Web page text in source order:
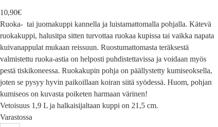
10,90€
Ruoka- tai juomakuppi kannella ja luistamattomalla pohjalla. Kätevä
ruokakuppi, halusitpa sitten turvottaa ruokaa kupissa tai vaikka napata
kuivanappulat mukaan reissuun. Ruostumattomasta teräksestä
valmistettu ruoka-astia on helposti puhdistettavissa ja voidaan myös
pestä tiskikoneessa. Ruokakupin pohja on päällystetty kumiseoksella,
joten se pysyy hyvin paikoillaan koiran siitä syödessä. Huom, pohjan
kumiseos on kuvasta poiketen harmaan värinen!
Vetoisuus 1,9 L ja halkaisijaltaan kuppi on 21,5 cm.
Varastossa